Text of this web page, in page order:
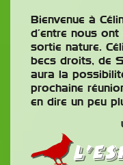
Bienvenue à
d’entre nous
sortie nature.
becs droits, de
aura la
prochaine
en dire un peu